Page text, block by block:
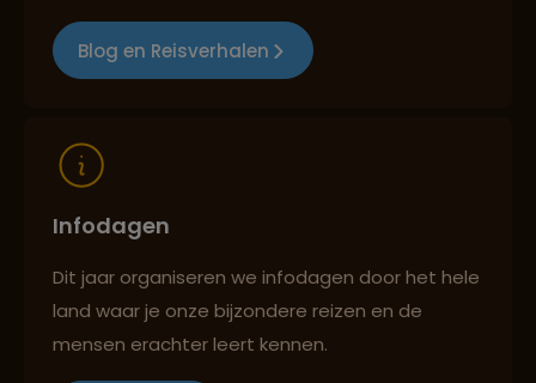
Blog en Reisverhalen
Infodagen
Dit jaar organiseren we infodagen door het hele
land waar je onze bijzondere reizen en de
mensen erachter leert kennen.